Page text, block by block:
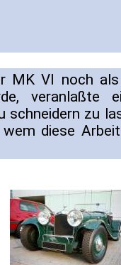
MK VI noch
veranlaßte
schneidern zu
diese